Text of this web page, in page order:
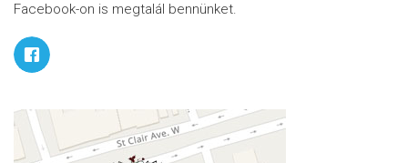
Facebook-on is megtalál bennünket.